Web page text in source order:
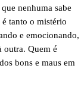
nenhuma sabe
tanto o mistério
e emocionando,
outra. Quem é
bons e maus em